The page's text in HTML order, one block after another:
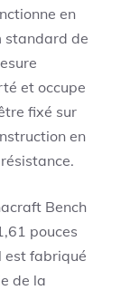
en
standard de
et occupe
fixé sur
en
Bench
pouces
est fabriqué
de la